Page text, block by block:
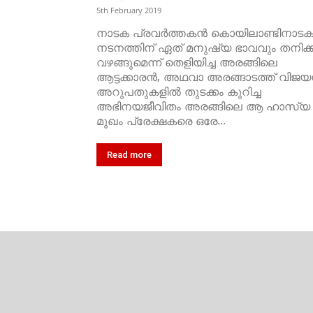
5th February 2019
നാടക പ്രവര്‍ത്തകന്‍ കൊയിലാണ്ടിനാടക
നടനത്തിന് ഏത് മനുഷ്യ ഭാവവും
വഴങ്ങുമെന്ന് തെളിയിച്ച അരങ്ങിലെ
ആട്ടക്കാരൻ, അഥവാ അരങ്ങാടത്ത്
അറുപതുകളിൽ തുടക്കം കുറിച്ച
അഭിനയജീവിതം അരങ്ങിലെ ആ ഹാസ്യ
മുഖം പ്രേക്ഷകരെ ഒരേ...
Read more